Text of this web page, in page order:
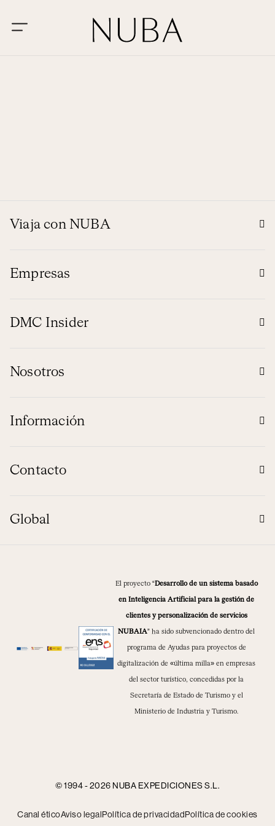
Viaja con NUBA
Empresas
DMC Insider
Nosotros
Información
Contacto
Global
El proyecto “Desarrollo de un sistema basado
en Inteligencia Artificial para la gestión de
clientes y personalización de servicios
NUBAIA” ha sido subvencionado dentro del
programa de Ayudas para proyectos de
digitalización de «última milla» en empresas
del sector turístico, concedidas por la
Secretaría de Estado de Turismo y el
Ministerio de Industria y Turismo.
© 1994 - 2026 NUBA EXPEDICIONES S.L.
Canal éticoAviso legal Política de privacidad Política de cookies